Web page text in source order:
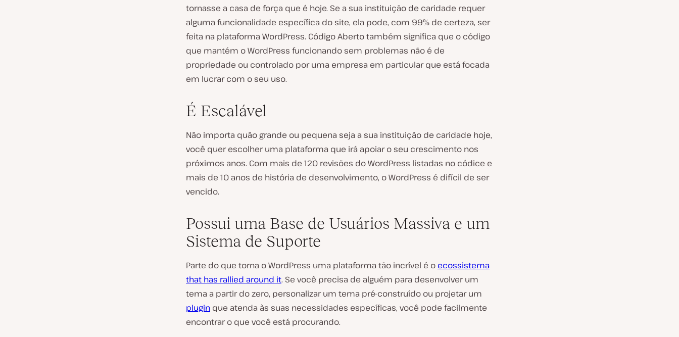
tornasse a casa de força que é hoje. Se a sua instituição de caridade requer
alguma funcionalidade específica do site, ela pode, com 99% de certeza, ser
feita na plataforma WordPress. Código Aberto também significa que o código
que mantém o WordPress funcionando sem problemas não é de
propriedade ou controlado por uma empresa em particular que está focada
em lucrar com o seu uso.
É Escalável
Não importa quão grande ou pequena seja a sua instituição de caridade hoje,
você quer escolher uma plataforma que irá apoiar o seu crescimento nos
próximos anos. Com mais de 120 revisões do WordPress listadas no códice e
mais de 10 anos de história de desenvolvimento, o WordPress é difícil de ser
vencido.
Possui uma Base de Usuários Massiva e um
Sistema de Suporte
Parte do que torna o WordPress uma plataforma tão incrível é o ecossistema
that has rallied around it. Se você precisa de alguém para desenvolver um
tema a partir do zero, personalizar um tema pré-construído ou projetar um
plugin que atenda às suas necessidades específicas, você pode facilmente
encontrar o que você está procurando.